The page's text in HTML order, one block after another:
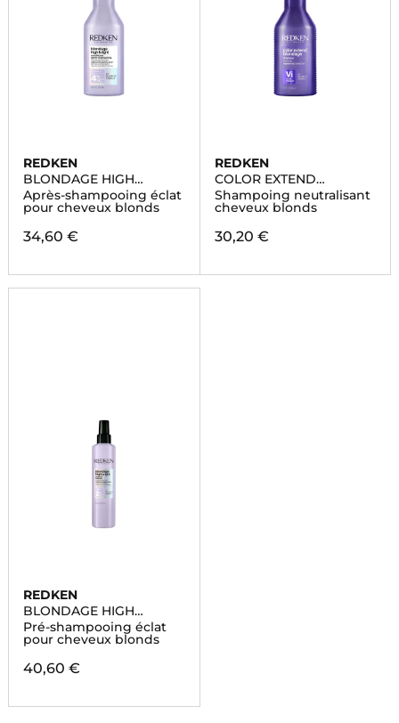
REDKEN
BLONDAGE HIGH
BRIGHT
Après-shampooing éclat
pour cheveux blonds
34,60 €
REDKEN
COLOR EXTEND
BLONDAGE
Shampoing neutralisant
cheveux blonds
30,20 €
REDKEN
BLONDAGE HIGH
BRIGHT
Pré-shampooing éclat
pour cheveux blonds
40,60 €